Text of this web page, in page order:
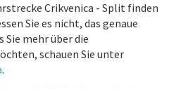
Crikvenica - Split finden
Sie es nicht, das genaue
Sie mehr über die
schauen Sie unter
.